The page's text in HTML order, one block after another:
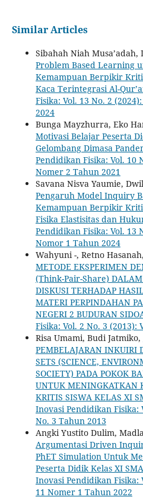
Similar Articles
Sibahah Niah Musa’adah,
Problem Based Learning
Kemampuan Berpikir
Kaca Terintegrasi Al-
Fisika: Vol. 13 No. 2
2024
Bunga Mayzhurra, Eko
Motivasi Belajar Peserta
Gelombang Dimasa
Pendidikan Fisika: Vol. 10
Nomer 2 Tahun 2021
Savana Nisva Yaumie,
Pengaruh Model Inquiry
Kemampuan Berpikir
Fisika Elastisitas dan
Pendidikan Fisika: Vol. 13
Nomor 1 Tahun 2024
Wahyuni -, Retno Hasanah,
METODE EKSPERIMEN
(Think-Pair-Share)
DISKUSI TERHADAP
MATERI PERPINDAHAN
NEGERI 2 BUDURAN
Fisika: Vol. 2 No. 3 (2013):
Risa Umami, Budi Jatmiko,
PEMBELAJARAN INKUIRI
SETS (SCIENCE,
SOCIETY) PADA POKOK
UNTUK MENINGKATKAN
KRITIS SISWA KELAS XI
Inovasi Pendidikan Fisika:
No. 3 Tahun 2013
Angki Yustito Dulim,
Argumentasi Driven
PhET Simulation Untuk
Peserta Didik Kelas XI
Inovasi Pendidikan Fisika:
11 Nomer 1 Tahun 2022